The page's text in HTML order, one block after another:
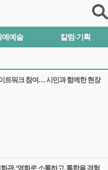
예예술 칼럼·기획
트워크 참여… 시민과 함께한 현장
관, ‘영화로 소통하고, 통합을 경험